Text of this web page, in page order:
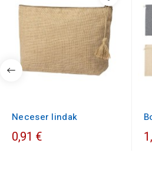
Neceser lindak
0,91 €